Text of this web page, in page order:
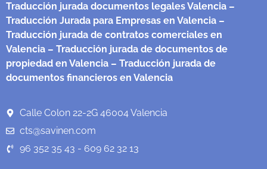
Traducción jurada documentos legales Valencia –
Traducción Jurada para Empresas en Valencia –
Traducción jurada de contratos comerciales en
Valencia – Traducción jurada de documentos de
propiedad en Valencia – Traducción jurada de
documentos financieros en Valencia
Calle Colon 22-2G 46004 Valencia
cts@savinen.com
96 352 35 43 - 609 62 32 13